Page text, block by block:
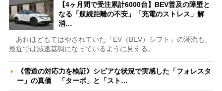
【4ヶ月間で受注累計6000台】BEV普及の障壁と
なる「航続距離の不安」「充電のストレス」解
消…
あれほどもてはやされていた「EV（BEV）シフト」の潮流も、
最近では減速基調になっているように見える。…
《雪道の対応力を検証》シビアな状況で実感した「フォレスタ
ー」の真価 「ターボ」と「スト…